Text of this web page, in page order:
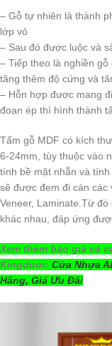
– Gỗ tự nhiên là thành
lớp vỏ
– Sau đó được luộc và
– Tiếp theo là nghiền
tăng thêm độ cứng và
– Hỗn hợp được mang
đoạn ép thì hình thành
Tấm gỗ MDF có kích
6-24mm, tùy thuộc vào
tính bề mặt nhẵn và
sẽ được đem đi cán các
Veneer, Laminate.Từ
khác nhau, đáp ứng
Xem thêm báo giá và
Kingdoor: Cửa Nhựa
Hãng, Giá Ưu Đãi